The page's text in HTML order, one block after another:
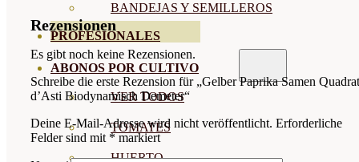
BANDEJAS Y SEMILLEROS
PROFESIONALES
ABONOS POR CULTIVO
VER TODOS
TOMATES
HUERTO
Rezensionen
Es gibt noch keine Rezensionen.
Schreibe die erste Rezension für „Gelber Paprika Samen
d’Asti Biodynamisch Demeter“
Deine E-Mail-Adresse wird nicht veröffentlicht. Erforderliche
Felder sind mit *markiert